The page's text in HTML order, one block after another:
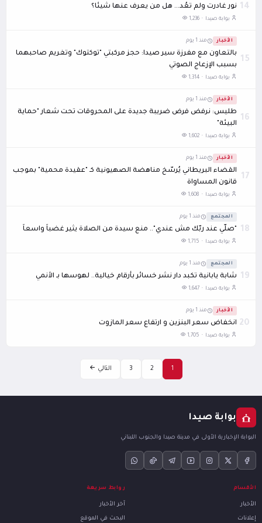
14 نور غادرت ولم تعُد... هل من يعرف عنها شيئًا؟
بوابة صيدا · 1,236
15
الأخبار منذ 1 يوم
بالتعاون مع مفرزة سير صيدا: حجز مركبتي "توكتوك" وتغريم صاحبهما
بسبب الإزعاج الصوتي
بوابة صيدا · 1,314
16
الأخبار منذ 1 يوم
طليس: نرفض فرض ضريبة جديدة على المحروقات تحت شعار "حماية
البيئة"
بوابة صيدا · 1,602
17
الأخبار منذ 1 يوم
القضاء البريطاني يُرسّخ مناهضة الصهيونية كـ "عقيدة محمية" بموجب
قانون المساواة
بوابة صيدا · 1,608
18
المجتمع منذ 1 يوم
"صلّي عند ربّك مش عندي".. منع سيدة من الصلاة يثير غضباً واسعاً
بوابة صيدا · 1,715
19
المجتمع منذ 1 يوم
شابة يابانية تكبد دار نشر خسائر بأرقام خيالية.. لهوسها بـ الأنمي
بوابة صيدا · 1,647
20
الأخبار منذ 1 يوم
انخفاض سعر البنزين و ارتفاع سعر المازوت
بوابة صيدا · 1,705
1
2
3 التالي
بوابة صيدا
البوابة الإخبارية الأولى في مدينة صيدا والجنوب اللبناني
الأقسام
الأخبار
إعلانات
روابط سريعة
آخر الأخبار
البحث في الموقع